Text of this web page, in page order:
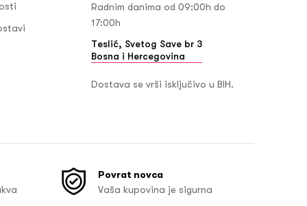
Radnim danima od 09:00h do
17:00h
Teslić, Svetog Save br 3
Bosna i Hercegovina
Dostava se vrši isključivo u BIH.
Povrat novca
Vaša kupovina je sigurna